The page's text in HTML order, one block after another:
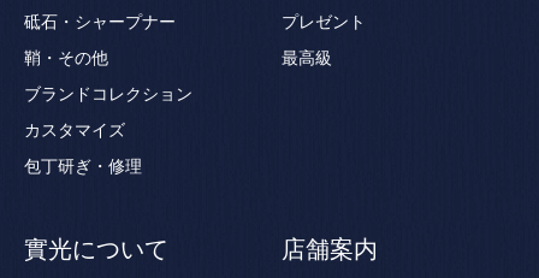
砥石・シャープナー
鞘・その他
ブランドコレクション
カスタマイズ
包丁研ぎ・修理
プレゼント
最高級
實光について 店舗案内